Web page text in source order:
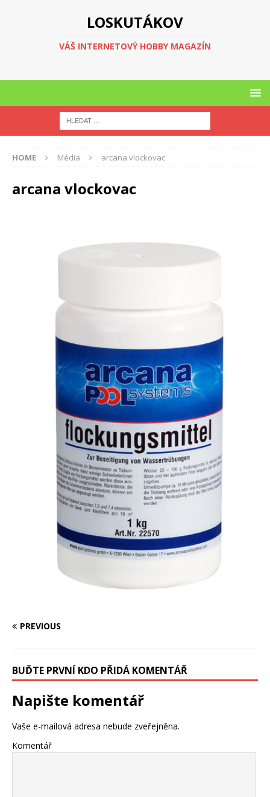
LOSKUTÁKOV
VÁŠ INTERNETOVÝ HOBBY MAGAZÍN
HOME Média arcana vlockovac
arcana vlockovac
PREVIOUS
BUĎTE PRVNÍ KDO PŘIDÁ KOMENTÁŘ
Napište komentář
Vaše e-mailová adresa nebude zveřejněna.
Komentář